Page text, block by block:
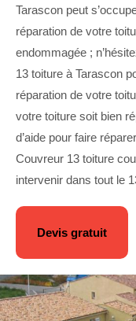
Tarascon peut
réparation de votre
endommagée ;
13 toiture à Tarascon
réparation de votre
votre toiture soit bien
d’aide pour faire
Couvreur 13 toiture
intervenir dans tout le
Devis gratuit